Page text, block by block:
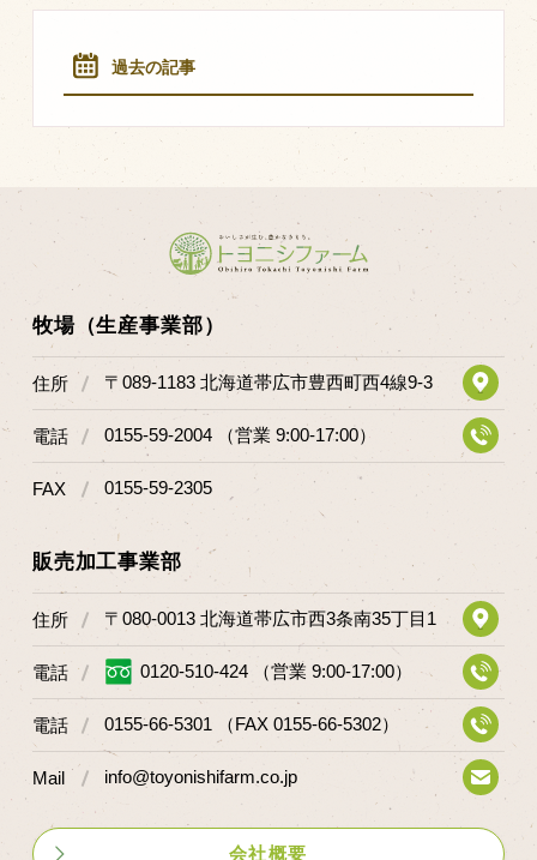
過去の記事
牧場（生産事業部）
住所 〒089-1183 北海道帯広市豊西町西4線9-3
電話 0155-59-2004 （営業 9:00-17:00）
FAX 0155-59-2305
販売加工事業部
住所 〒080-0013 北海道帯広市西3条南35丁目1
電話 0120-510-424 （営業 9:00-17:00）
電話 0155-66-5301 （FAX 0155-66-5302）
Mail info@toyonishifarm.co.jp
会社概要